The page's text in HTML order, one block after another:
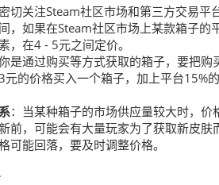
切关注Steam社区市场和第三方交易
，如果在Steam社区市场上某款箱子
，在4 - 5元之间定价。
是通过购买等方式获取的箱子，要把
元的价格买入一个箱子，加上平台15%
：当某种箱子的市场供应量较大时，
前，可能会有大量玩家为了获取新皮
可能回落，要及时调整价格。